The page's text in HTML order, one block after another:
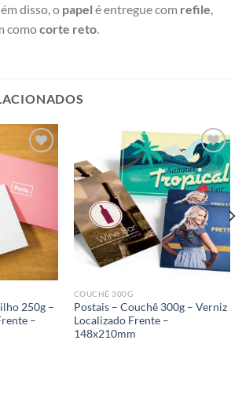
disso, o papel é entregue com refile,
comocorte reto.
Add to
250g –
–
Add to
wishlist
COUCHÊ 300G
Postais – Couchê 300g – Verniz
Localizado Frente –
148x210mm